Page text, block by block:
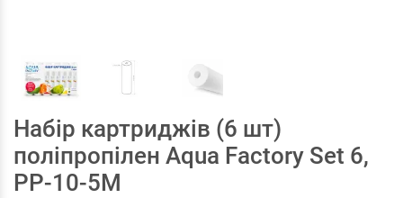
Набір картриджів (6 шт)
поліпропілен Aqua Factory Set 6,
PP-10-5M